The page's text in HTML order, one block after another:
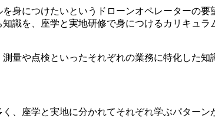
身につけたいというドローンオペレーターの
識を、座学と実地研修で身につけるカリキュ
量や点検といったそれぞれの業務に特化した
、座学と実地に分かれてそれぞれ学ぶパターン